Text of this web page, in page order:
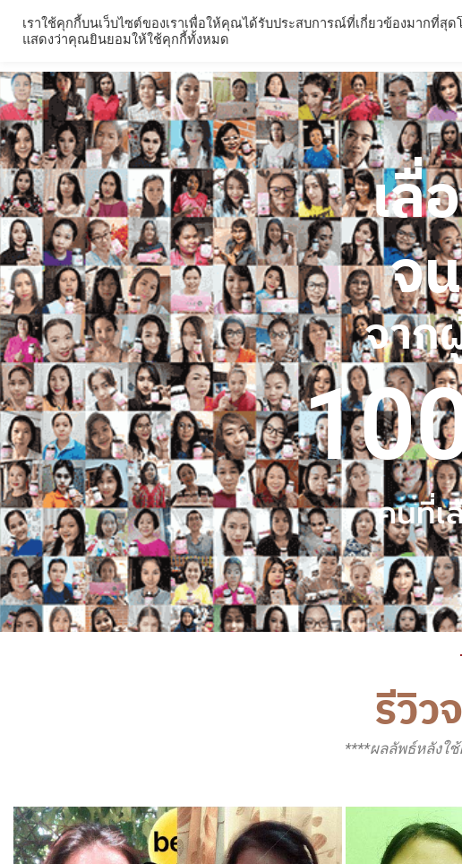
เลื่
จ
จาก
คนที่เ
รีวิว
****ผลลัพธ์หลัง
เราใช้คุกกี้บนเว็บไซต์ของเราเพื่อให้คุณได้รับประสบการณ์ที่เกี่ยวข้องมากที่
แสดงว่าคุณยินยอมให้ใช้คุกกี้ทั้งหมด